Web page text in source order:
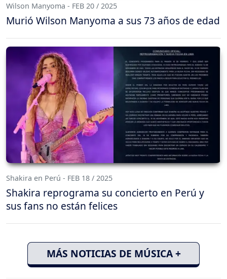
Wilson Manyoma - FEB 20 / 2025
Murió Wilson Manyoma a sus 73 años de edad
Shakira en Perú - FEB 18 / 2025
Shakira reprograma su concierto en Perú y
sus fans no están felices
MÁS NOTICIAS DE MÚSICA +